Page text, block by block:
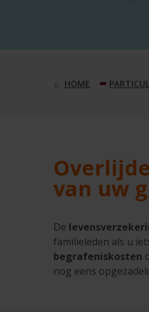
van uw
De
familieleden als u
begrafeniskosten
nog eens